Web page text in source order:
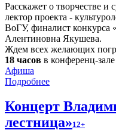
Расскажет о творчестве и
лектор проекта -
ВоГУ, финалист конкурса
Алентиновна Якушева.
Ждем всех желающих
18 часов в конференц-
Афиша
Подробнее
Концерт
лестница»12+